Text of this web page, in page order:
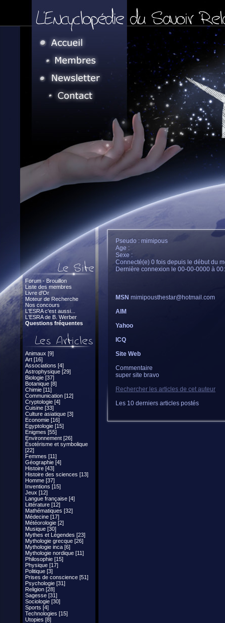
Forum - Brouillon
Liste des membres
Livre d'Or
Moteur de Recherche
Nos concours
L'ESRA c'est aussi...
L'ESRA de B. Werber
Questions fréquentes
Animaux [9]
Art [16]
Associations [4]
Astrophysique [29]
Biologie [37]
Botanique [8]
Chimie [11]
Communication [12]
Cryptologie [4]
Cuisine [33]
Culture asiatique [3]
Economie [16]
Egyptologie [15]
Enigmes [55]
Environnement [26]
Ésotérisme et symbolique
[22]
Femmes [11]
Géographie [4]
Histoire [43]
Histoire des sciences [13]
Homme [37]
Inventions [15]
Jeux [12]
Langue française [4]
Littérature [12]
Mathématiques [32]
Médecine [17]
Météorologie [2]
Musique [30]
Mythes et Légendes [23]
Mythologie grecque [26]
Mythologie inca [6]
Mythologie nordique [11]
Philosophie [15]
Physique [17]
Politique [3]
Prises de conscience [51]
Psychologie [31]
Religion [28]
Sagesse [31]
Sociologie [30]
Sports [4]
Technologies [15]
Utopies [8]
Pseudo : mimipous
Age :
Sexe :
Connecté(e) 0 fois depuis le début du
Dernière connexion le 00-00-0000 à
MSN mimipousthestar@hotmail.com
AIM
Yahoo
ICQ
Site Web
Commentaire
super site bravo
Rechercher les articles de cet auteur
Les 10 derniers articles postés